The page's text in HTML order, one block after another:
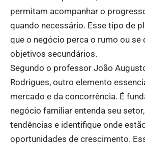
permitam acompanhar o
quando necessário. Esse tipo de
que o negócio perca o rumo ou se
objetivos secundários.
Segundo o professor João
Rodrigues, outro elemento
mercado e da concorrência. É
negócio familiar entenda seu
tendências e identifique onde
oportunidades de crescimento.